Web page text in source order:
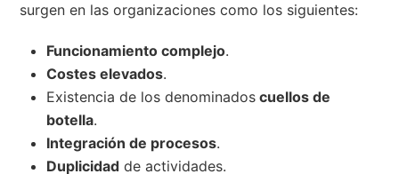
surgen en las organizaciones como los siguientes:
Funcionamiento complejo.
Costes elevados.
Existencia de los denominados cuellos de
botella.
Integración de procesos.
Duplicidad de actividades.